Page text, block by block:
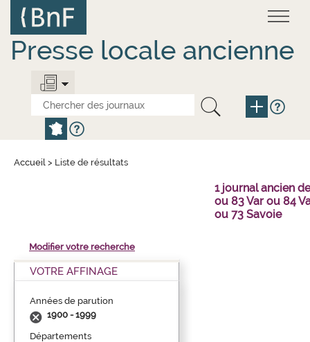
contenu
principal
Presse locale ancienne
Accueil > Liste de résultats
1 journal ancien
ou 83 Var ou 84
ou 73 Savoie
Modifier votre recherche
VOTRE AFFINAGE
Années de parution
1900 - 1999
Départements
Panneau de gestion des cookies